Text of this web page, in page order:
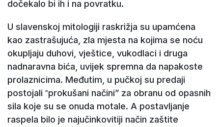
dočekalo bi ih i na povratku.
U slavenskoj mitologiji raskrižja su upamćena
kao zastrašujuća, zla mjesta na kojima se noću
okupljaju duhovi, vještice, vukodlaci i druga
nadnaravna bića, uvijek spremna da napakoste
prolaznicima. Međutim, u pučkoj su predaji
postojali ‟prokušani načiniˮ za obranu od opasnih
sila koje su se onuda motale. A postavljanje
raspela bilo je najučinkovitiji način zaštite